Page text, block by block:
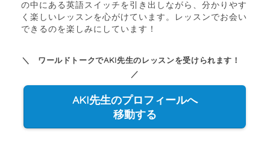
の中にある英語スイッチを引き出しながら、分かりやす
く楽しいレッスンを心がけています。レッスンでお会い
できるのを楽しみにしています！
＼ ワールドトークでAKI先生のレッスンを受けられます！
／
AKI先生のプロフィールへ
移動する